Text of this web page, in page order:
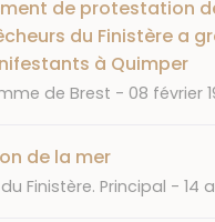
de protestation
du Finistère a
à Quimper
de Brest DATE
08 février
de la mer
Finistère. Principal 14